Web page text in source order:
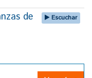
de Escuchar